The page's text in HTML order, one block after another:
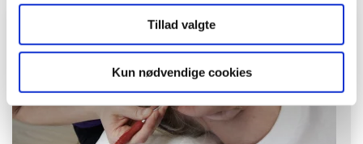
Tillad valgte
Kun nødvendige cookies